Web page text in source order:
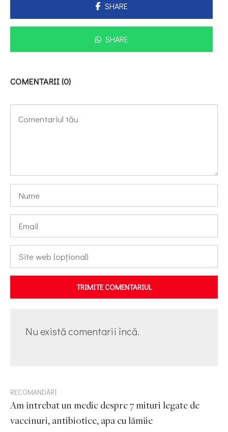
SHARE
SHARE
COMENTARII (0)
TRIMITE COMENTARIUL
Nu există comentarii încă.
RECOMANDĂRI
Am întrebat un medic despre 7 mituri legate de
vaccinuri, antibiotice, apa cu lămîie